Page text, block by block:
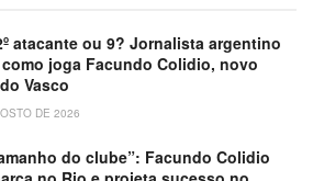
atacante ou 9? Jornalista argentino
joga Facundo Colidio, novo
Vasco
DE 2026
do clube”: Facundo Colidio